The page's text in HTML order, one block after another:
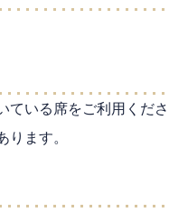
ている席をご利用くださ
ります。